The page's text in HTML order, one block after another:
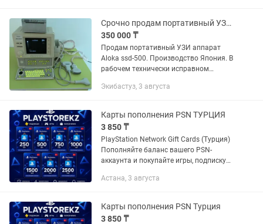
Срочно продам портативный УЗИ аппарат Aloka ssd-500.
350 000 ₸
Продам портативный УЗИ аппарат
Aloka ssd-500. Производство Япония. В
рабочем технически исправном
датчика: конвексный,
а также...
Экибастуз, 3 августа
Карты пополнения PSN ТУРЦИЯ
3 850 ₸
PlayStation Network Gift Cards (Турция)
Пополняйте баланс вашего PSN-
аккаунта и покупайте игры, подписку
ценам! Доступные номиналы: 250 TL |
Астана, 3 августа
Карты пополнения PSN Турция
3 850 ₸